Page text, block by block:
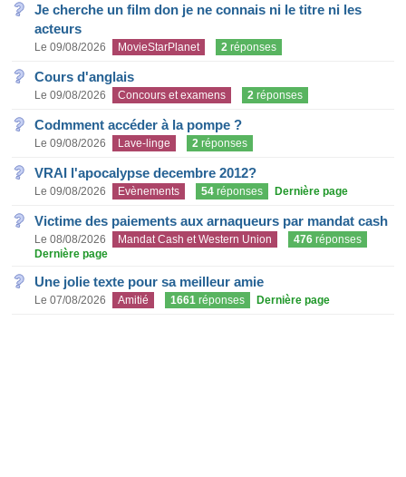
Je cherche un film don je ne connais ni le titre ni les
acteurs
Le 09/08/2026 MovieStarPlanet 2 réponses
Cours d'anglais
Le 09/08/2026 Concours et examens 2 réponses
Codmment accéder à la pompe ?
Le 09/08/2026 Lave-linge 2 réponses
VRAI l'apocalypse decembre 2012?
Le 09/08/2026 Evènements 54 réponses Dernière page
Victime des paiements aux arnaqueurs par mandat cash
Le 08/08/2026 Mandat Cash et Western Union 476 réponses
Dernière page
Une jolie texte pour sa meilleur amie
Le 07/08/2026 Amitié 1661 réponses Dernière page